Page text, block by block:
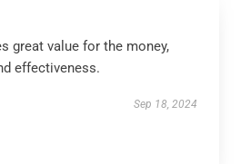
great value for the money,
effectiveness.
Sep 18, 2024